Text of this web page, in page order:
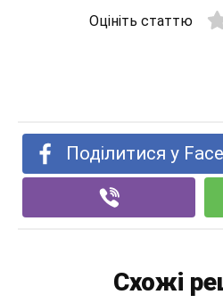
Оцініть статтю
Поділитися у
Схожі